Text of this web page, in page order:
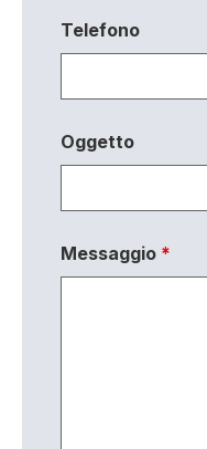
Telefono
Oggetto
Messaggio *